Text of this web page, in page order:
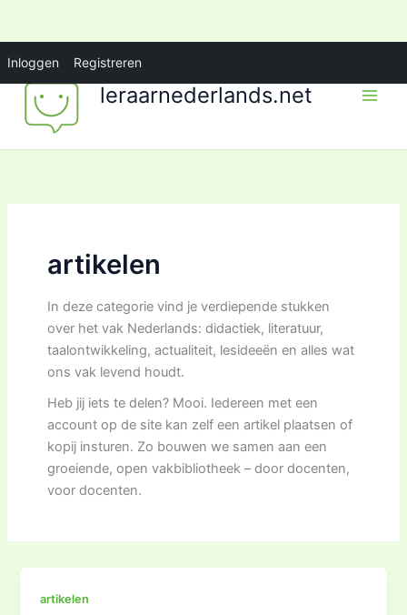
Inloggen Registreren
inhoud
leraarnederlands.net
artikelen
In deze categorie vind je verdiepende stukken
over het vak Nederlands: didactiek, literatuur,
taalontwikkeling, actualiteit, lesideeën en alles wat
ons vak levend houdt.
Heb jij iets te delen? Mooi. Iedereen met een
account op de site kan zelf een artikel plaatsen of
kopij insturen. Zo bouwen we samen aan een
groeiende, open vakbibliotheek – door docenten,
voor docenten.
artikelen